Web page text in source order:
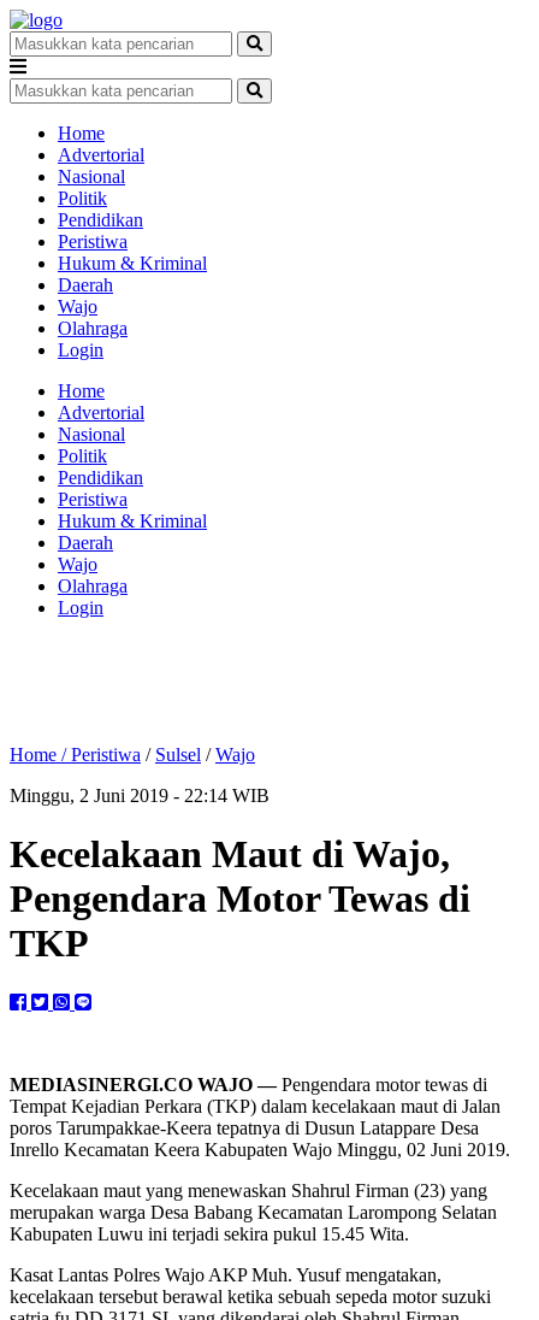
Home
Advertorial
Nasional
Politik
Pendidikan
Peristiwa
Hukum & Kriminal
Daerah
Wajo
Olahraga
Login
Home
Advertorial
Nasional
Politik
Pendidikan
Peristiwa
Hukum & Kriminal
Daerah
Wajo
Olahraga
Login
Home /Peristiwa / Sulsel /Wajo
Minggu, 2 Juni 2019 - 22:14 WIB
Kecelakaan Maut di Wajo,
Pengendara Motor Tewas di
TKP
MEDIASINERGI.CO WAJO —Pengendara motor tewas di
Tempat Kejadian Perkara (TKP) dalam kecelakaan maut di Jalan
poros Tarumpakkae-Keera tepatnya di Dusun Latappare Desa
Inrello Kecamatan Keera Kabupaten Wajo Minggu, 02 Juni 2019.
Kecelakaan maut yang menewaskan Shahrul Firman (23) yang
merupakan warga Desa Babang Kecamatan Larompong Selatan
Kabupaten Luwu ini terjadi sekira pukul 15.45 Wita.
Kasat Lantas Polres Wajo AKP Muh. Yusuf mengatakan,
kecelakaan tersebut berawal ketika sebuah sepeda motor suzuki